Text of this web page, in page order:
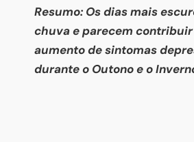
Resumo: Os dias mais
chuva e parecem contribuir
aumento de sintomas
durante o Outono e o